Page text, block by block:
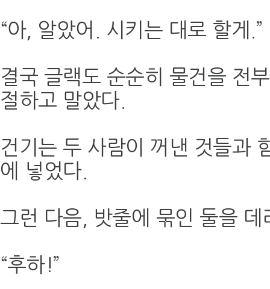
“아, 알았어. 시키는 대로 할게.”
결국 글랙도 순순히 물건을 전
절하고 말았다.
건기는 두 사람이 꺼낸 것들과
에 넣었다.
그런 다음, 밧줄에 묶인 둘을
“후하!”